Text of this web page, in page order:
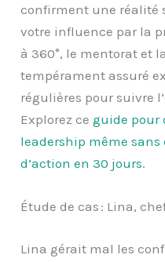
confirment une réalité
votre influence par la
à 360°, le mentorat et
tempérament assuré
régulières pour suivre l’
Explorez ceguide pour
leadership même sans
d’action en 30 jours.
Étude de cas : Lina,
Lina gérait mal les